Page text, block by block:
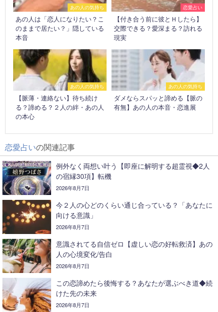
あの人の気持ち
あの人は「恋人になりたい？こ
のままで居たい？」隠している
本音
恋愛占い
【付き合う前に彼とＨしたら】
交際できる？愛深まる？訪れる
現実
あの人の気持ち
【脈薄・連絡ない】待ち続け
る？諦める？２人の絆・あの人
の本心
あの人の気持ち
ダメならスパッと諦める【脈の
有無】あの人の本音・恋進展
恋愛占いの関連記事
例外なく両想い叶う【即座に解明する超霊視◆2人
の宿縁30項】転機
2026年8月7日
今２人の心どのくらい通じ合っている？「あなたに
向ける意識」
2026年8月7日
意識されてる自信ゼロ【虚しい恋の好転救済】あの
人の心境変化/告白
2026年8月7日
この恋諦めたら後悔する？あなたが選ぶべき道◆続
けた先の未来
2026年8月7日